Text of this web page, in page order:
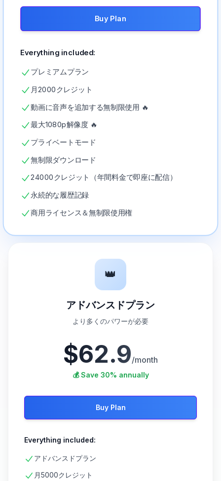
Buy Plan
Everything included:
プレミアムプラン
月2000クレジット
動画に音声を追加する無制限使用 🔥
最大1080p解像度 🔥
プライベートモード
無制限ダウンロード
24000クレジット（年間料金で即座に配信）
永続的な履歴記録
商用ライセンス＆無制限使用権
👑
アドバンスドプラン
より多くのパワーが必要
$62.9/month
💰 Save 30% annually
Buy Plan
Everything included:
アドバンスドプラン
月5000クレジット